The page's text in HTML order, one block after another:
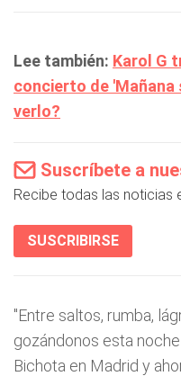
Lee también: Karol G
concierto de 'Mañana
verlo?
Suscríbete a
Recibe todas las noticias
SUSCRIBIRSE
"Entre saltos, rumba,
gozándonos esta
Bichota en Madrid y